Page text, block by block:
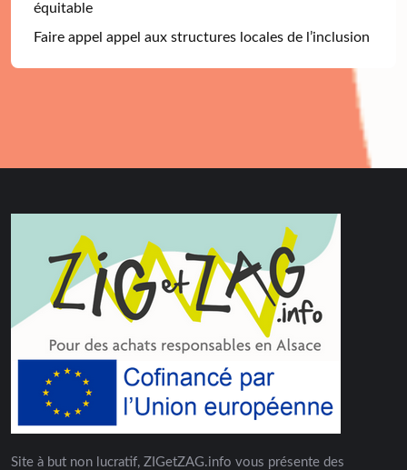
équitable
Faire appel appel aux structures locales de l’inclusion
Site à but non lucratif, ZIGetZAG.info vous présente des